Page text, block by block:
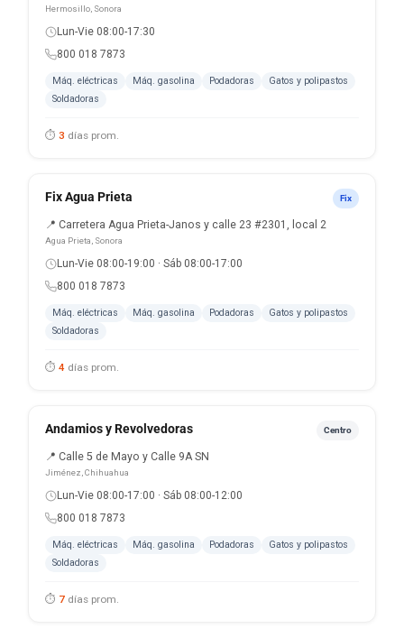
Hermosillo, Sonora
Lun-Vie 08:00-17:30
800 018 7873
Máq. eléctricas Máq. gasolina Podadoras
Gatos y polipastos
Soldadoras
⏱ 3 días prom.
Fix Agua Prieta Fix
📍 Carretera Agua Prieta-Janos y calle 23 #2301, local 2
Agua Prieta, Sonora
Lun-Vie 08:00-19:00 · Sáb 08:00-17:00
800 018 7873
Máq. eléctricas Máq. gasolina Podadoras
Gatos y polipastos
Soldadoras
⏱ 4 días prom.
Andamios y Revolvedoras Centro
📍 Calle 5 de Mayo y Calle 9A SN
Jiménez, Chihuahua
Lun-Vie 08:00-17:00 · Sáb 08:00-12:00
800 018 7873
Máq. eléctricas Máq. gasolina Podadoras
Gatos y polipastos
Soldadoras
⏱ 7 días prom.